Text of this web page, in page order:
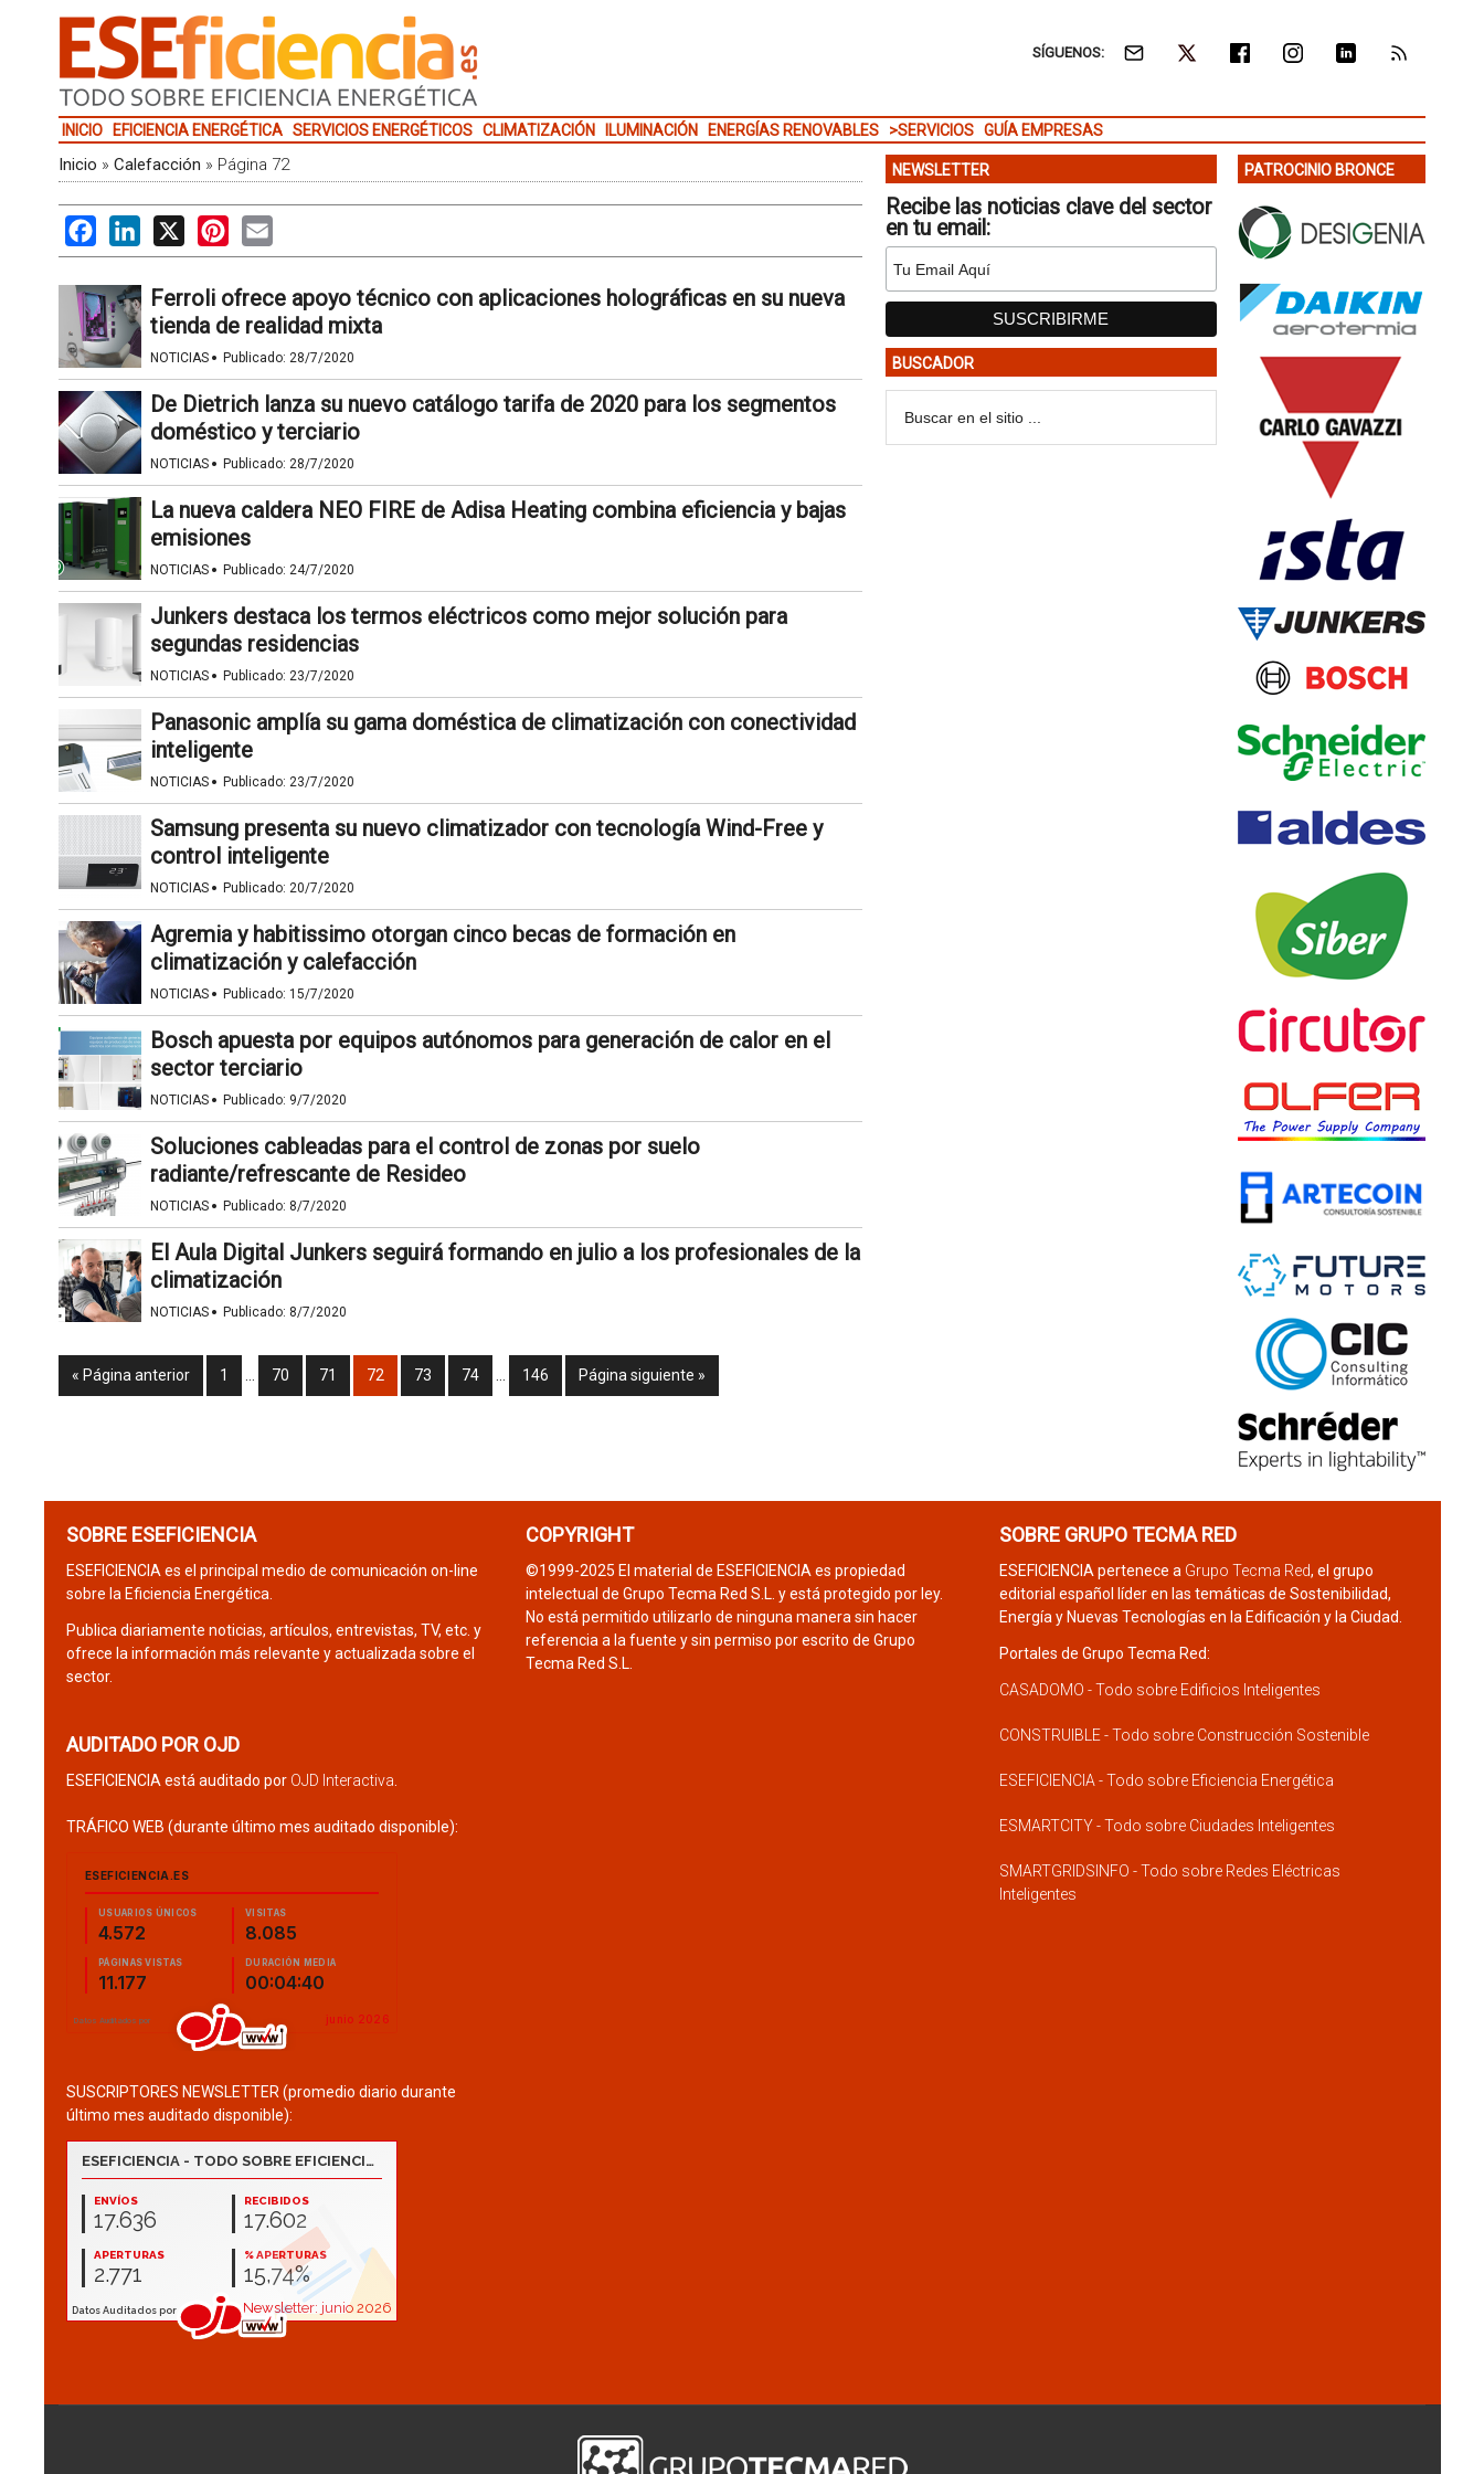
SÍGUENOS:
INICIO EFICIENCIA ENERGÉTICA SERVICIOS ENERGÉTICOS CLIMATIZACIÓN ILUMINACIÓN ENERGÍAS RENOVABLES >SERVICIOS GUÍA EMPRESAS
Inicio » Calefacción » Página 72
FacebookLinkedIn
X PinterestEmail
Ferroli ofrece apoyo técnico con aplicaciones holográficas en su nueva
tienda de realidad mixta
NOTICIAS · Publicado: 28/7/2020
De Dietrich lanza su nuevo catálogo tarifa de 2020 para los segmentos
doméstico y terciario
NOTICIAS · Publicado: 28/7/2020
La nueva caldera NEO FIRE de Adisa Heating combina eficiencia y bajas
emisiones
NOTICIAS · Publicado: 24/7/2020
Junkers destaca los termos eléctricos como mejor solución para
segundas residencias
NOTICIAS · Publicado: 23/7/2020
Panasonic amplía su gama doméstica de climatización con conectividad
inteligente
NOTICIAS · Publicado: 23/7/2020
Samsung presenta su nuevo climatizador con tecnología Wind-Free y
control inteligente
NOTICIAS · Publicado: 20/7/2020
Agremia y habitissimo otorgan cinco becas de formación en
climatización y calefacción
NOTICIAS · Publicado: 15/7/2020
Bosch apuesta por equipos autónomos para generación de calor en el
sector terciario
NOTICIAS · Publicado: 9/7/2020
Soluciones cableadas para el control de zonas por suelo
radiante/refrescante de Resideo
NOTICIAS · Publicado: 8/7/2020
El Aula Digital Junkers seguirá formando en julio a los profesionales de la
climatización
NOTICIAS · Publicado: 8/7/2020
« Página anterior 1 70 71 72 73 74 146 Página siguiente »
NEWSLETTER
Recibe las noticias clave del sector
en tu email:
BUSCADOR
PATROCINIO BRONCE
SOBRE ESEFICIENCIA
ESEFICIENCIA es el principal medio de comunicación on-line
sobre la Eficiencia Energética.
Publica diariamente noticias, artículos, entrevistas, TV, etc. y
ofrece la información más relevante y actualizada sobre el
sector.
AUDITADO POR OJD
ESEFICIENCIA está auditado por OJD Interactiva
TRÁFICO WEB (durante último mes auditado disponible):
SUSCRIPTORES NEWSLETTER (promedio diario durante
último mes auditado disponible):
COPYRIGHT
©1999-2025 El material de ESEFICIENCIA es propiedad
intelectual de Grupo Tecma Red S.L. y está protegido por ley.
No está permitido utilizarlo de ninguna manera sin hacer
referencia a la fuente y sin permiso por escrito de Grupo
Tecma Red S.L.
SOBRE GRUPO TECMA RED
ESEFICIENCIA pertenece a Grupo Tecma Red, el grupo
editorial español líder en las temáticas de Sostenibilidad,
Energía y Nuevas Tecnologías en la Edificación y la Ciudad.
Portales de Grupo Tecma Red:
CASADOMO - Todo sobre Edificios Inteligentes
CONSTRUIBLE - Todo sobre Construcción Sostenible
ESEFICIENCIA - Todo sobre Eficiencia Energética
ESMARTCITY - Todo sobre Ciudades Inteligentes
SMARTGRIDSINFO - Todo sobre Redes Eléctricas
Inteligentes